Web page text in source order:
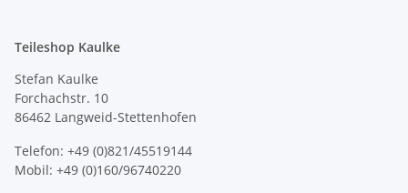
Teileshop Kaulke
Stefan Kaulke
Forchachstr. 10
86462 Langweid-Stettenhofen
Telefon: +49 (0)821/45519144
Mobil: +49 (0)160/96740220